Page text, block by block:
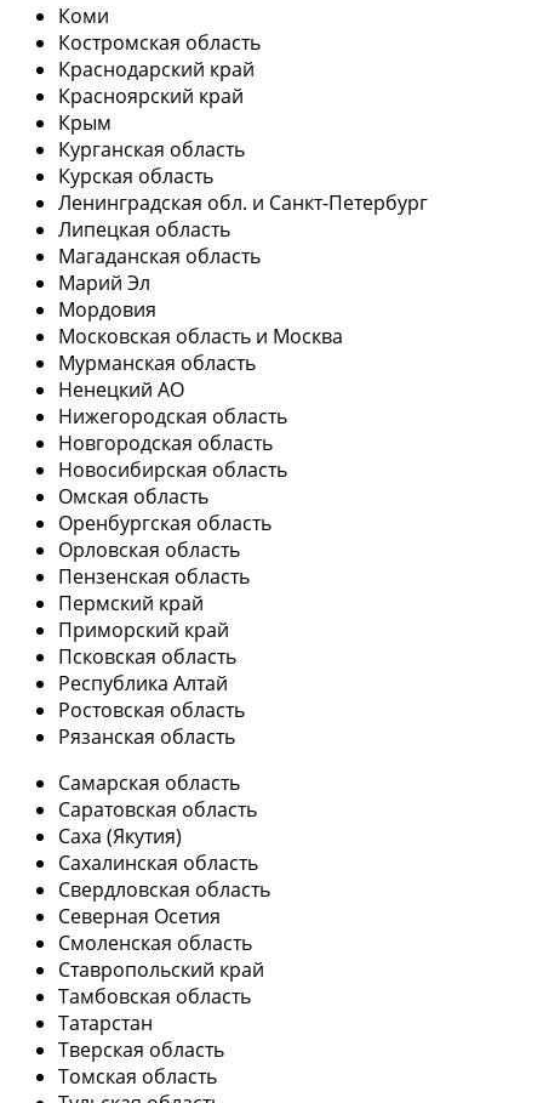
Коми
Костромская область
Краснодарский край
Красноярский край
Крым
Курганская область
Курская область
Ленинградская обл. и Санкт-Петербург
Липецкая область
Магаданская область
Марий Эл
Мордовия
Московская область и Москва
Мурманская область
Ненецкий АО
Нижегородская область
Новгородская область
Новосибирская область
Омская область
Оренбургская область
Орловская область
Пензенская область
Пермский край
Приморский край
Псковская область
Республика Алтай
Ростовская область
Рязанская область
Самарская область
Саратовская область
Саха (Якутия)
Сахалинская область
Свердловская область
Северная Осетия
Смоленская область
Ставропольский край
Тамбовская область
Татарстан
Тверская область
Томская область